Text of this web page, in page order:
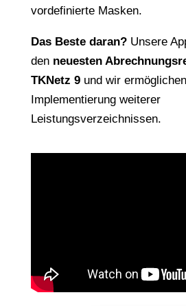
vordefinierte Masken.
Das Beste daran?Unsere
den neuesten
TKNetz 9und wir
Implementierung weiterer
Leistungsverzeichnissen.